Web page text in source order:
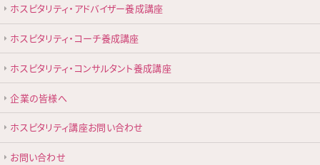
ホスピタリティ・アドバイザー養成講座
ホスピタリティ・コーチ養成講座
ホスピタリティ・コンサルタント養成講座
企業の皆様へ
ホスピタリティ講座お問い合わせ
お問い合わせ